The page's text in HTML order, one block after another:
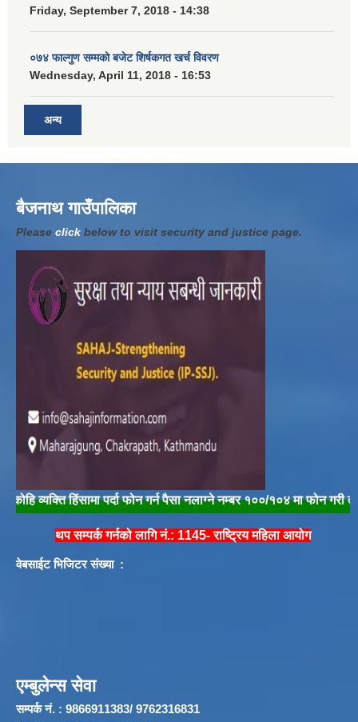
Friday, September 7, 2018 - 14:38
०७४ फाल्गुण सम्मको बजेट शिर्षकगत खर्च विवरण
Wednesday, April 11, 2018 - 16:53
अन्य
बैजनाथ गाउँपालिका
Please click below to visit security and justice page.
हिंसामा पर्दा फोन गर्न पैसा नलाग्ने नम्बर १००/१०४ मा फोन गरी तुरुन्त
थप सम्पर्क गर्नको लागि नं.: 1145- राष्ट्रिय महिला आयोग
वेबसाईट भिजिटर संख्या :
एम्बुलेन्स सेवा
सम्पर्क नं. : 9866911383/ 9762316831